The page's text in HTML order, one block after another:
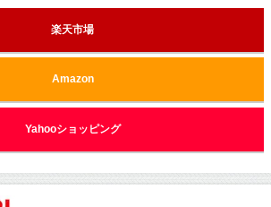
楽天市場
Amazon
Yahooショッピング